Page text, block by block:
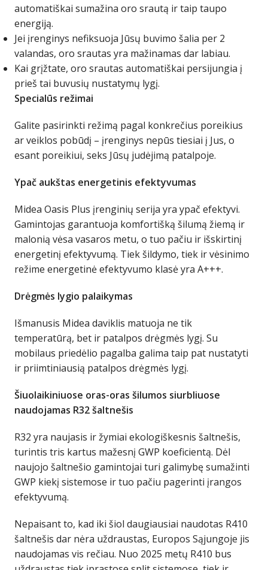
automatiškai sumažina oro srautą ir taip taupo
energiją.
Jei įrenginys nefiksuoja Jūsų buvimo šalia per 2
valandas, oro srautas yra mažinamas dar labiau.
Kai grįžtate, oro srautas automatiškai persijungia į
prieš tai buvusių nustatymų lygį.
Specialūs režimai
Galite pasirinkti režimą pagal konkrečius poreikius
ar veiklos pobūdį – įrenginys nepūs tiesiai į Jus, o
esant poreikiui, seks Jūsų judėjimą patalpoje.
Ypač aukštas energetinis efektyvumas
Midea Oasis Plus įrenginių serija yra ypač efektyvi.
Gamintojas garantuoja komfortišką šilumą žiemą ir
malonią vėsa vasaros metu, o tuo pačiu ir išskirtinį
energetinį efektyvumą. Tiek šildymo, tiek ir vėsinimo
režime energetinė efektyvumo klasė yra A+++.
Drėgmės lygio palaikymas
Išmanusis Midea daviklis matuoja ne tik
temperatūrą, bet ir patalpos drėgmės lygį. Su
mobilaus priedėlio pagalba galima taip pat nustatyti
ir priimtiniausią patalpos drėgmės lygį.
Šiuolaikiniuose oras-oras šilumos siurbliuose
naudojamas R32 šaltnešis
R32 yra naujasis ir žymiai ekologiškesnis šaltnešis,
turintis tris kartus mažesnį GWP koeficientą. Dėl
naujojo šaltnešio gamintojai turi galimybę sumažinti
GWP kiekį sistemose ir tuo pačiu pagerinti įrangos
efektyvumą.
Nepaisant to, kad iki šiol daugiausiai naudotas R410
šaltnešis dar nėra uždraustas, Europos Sąjungoje jis
naudojamas vis rečiau. Nuo 2025 metų R410 bus